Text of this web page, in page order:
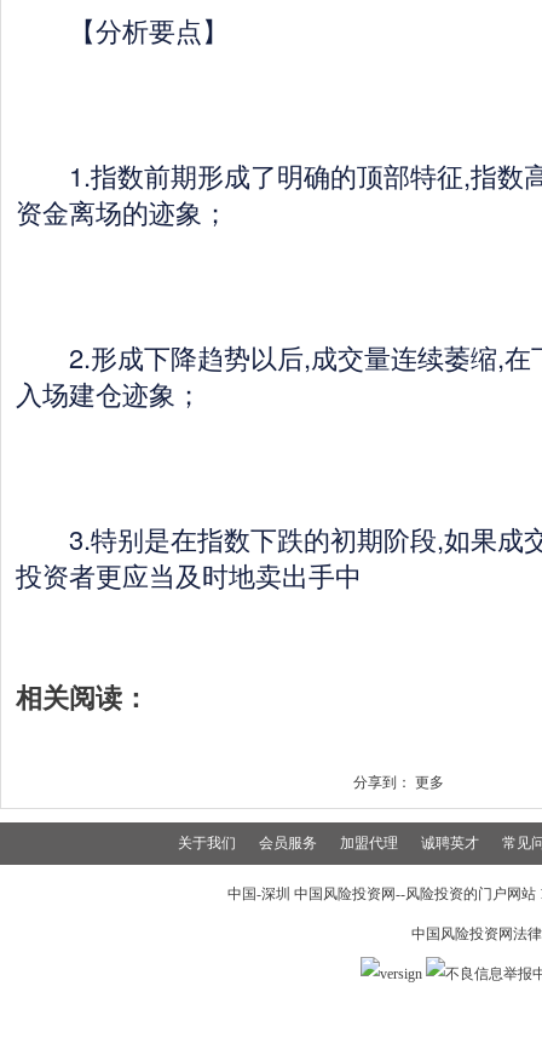
【分析要点】
1.指数前期形成了明确的顶部特征,指数
资金离场的迹象；
2.形成下降趋势以后,成交量连续萎缩,在
入场建仓迹象；
3.特别是在指数下跌的初期阶段,如果成
投资者更应当及时地卖出手中
相关阅读：
分享到： 更多
关于我们 会员服务 加盟代理 诚聘英才 常见
中国-深圳 中国风险投资网--风险投资的门户网
中国风险投资网法